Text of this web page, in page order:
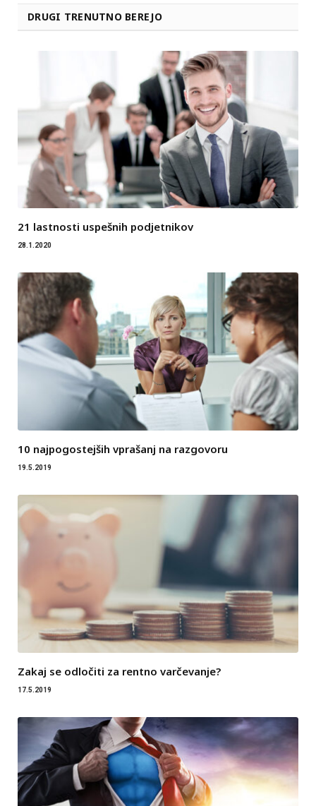
DRUGI TRENUTNO BEREJO
21 lastnosti uspešnih podjetnikov
28.1.2020
10 najpogostejših vprašanj na razgovoru
19.5.2019
Zakaj se odločiti za rentno varčevanje?
17.5.2019